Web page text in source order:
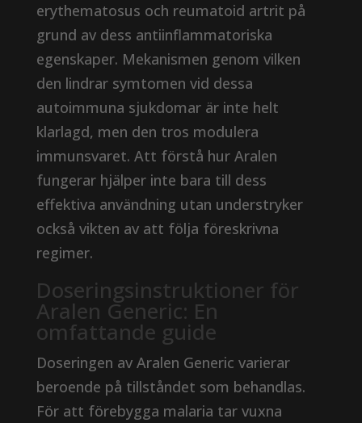
erythematosus och reumatoid artrit på
grund av dess antiinflammatoriska
egenskaper. Mekanismen genom vilken
den lindrar symtomen vid dessa
autoimmuna sjukdomar är inte helt
klarlagd, men den tros modulera
immunsvaret. Att förstå hur Aralen
fungerar hjälper inte bara till dess
effektiva användning utan understryker
också vikten av att följa föreskrivna
regimer.
Doseringsinstruktioner för
Aralen Generic: En
omfattande guide
Doseringen av Aralen Generic varierar
beroende på tillståndet som behandlas.
För att förebygga malaria tar vuxna